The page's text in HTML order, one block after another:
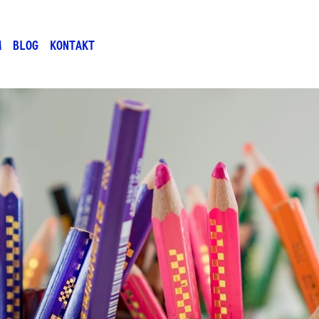
BLOG KONTAKT